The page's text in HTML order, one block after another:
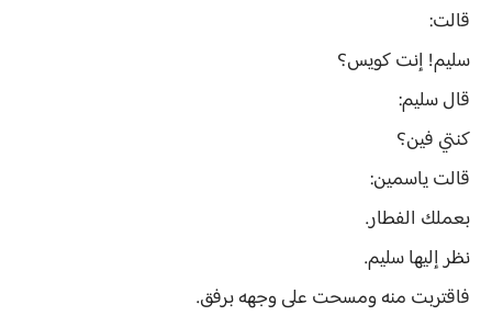
قالت:
سليم! إنت كويس؟
قال سليم:
كنتي فين؟
قالت ياسمين:
بعملك الفطار.
نظر إليها سليم.
فاقتربت منه ومسحت على وجهه برفق.